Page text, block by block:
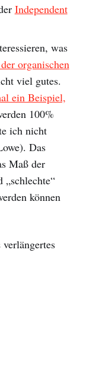
Independent
was
organischen
viel gutes.
ein Beispiel,
100%
ich nicht
Das
Maß der
können